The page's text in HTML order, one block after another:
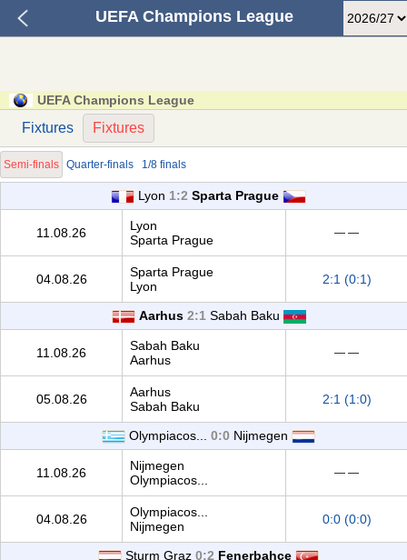
UEFA Champions League
UEFA Champions League
Fixtures Fixtures
Semi-finals Quarter-finals 1/8 finals
Lyon 1:2 Sparta Prague
11.08.26
Lyon
Sparta Prague
— —
04.08.26
Sparta Prague
Lyon
2:1 (0:1)
Aarhus 2:1 Sabah Baku
11.08.26
Sabah Baku
Aarhus
— —
05.08.26
Aarhus
Sabah Baku
2:1 (1:0)
Olympiacos... 0:0 Nijmegen
11.08.26
Nijmegen
Olympiacos...
— —
04.08.26
Olympiacos...
Nijmegen
0:0 (0:0)
Sturm Graz 0:2 Fenerbahce